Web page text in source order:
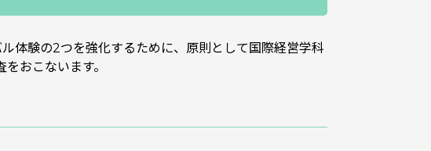
体験の2つを強化するために、原則として国際経営学科
おこないます。